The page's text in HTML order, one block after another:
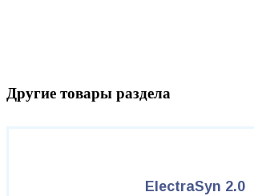
Другие товары раздела
ElectraSyn 2.0